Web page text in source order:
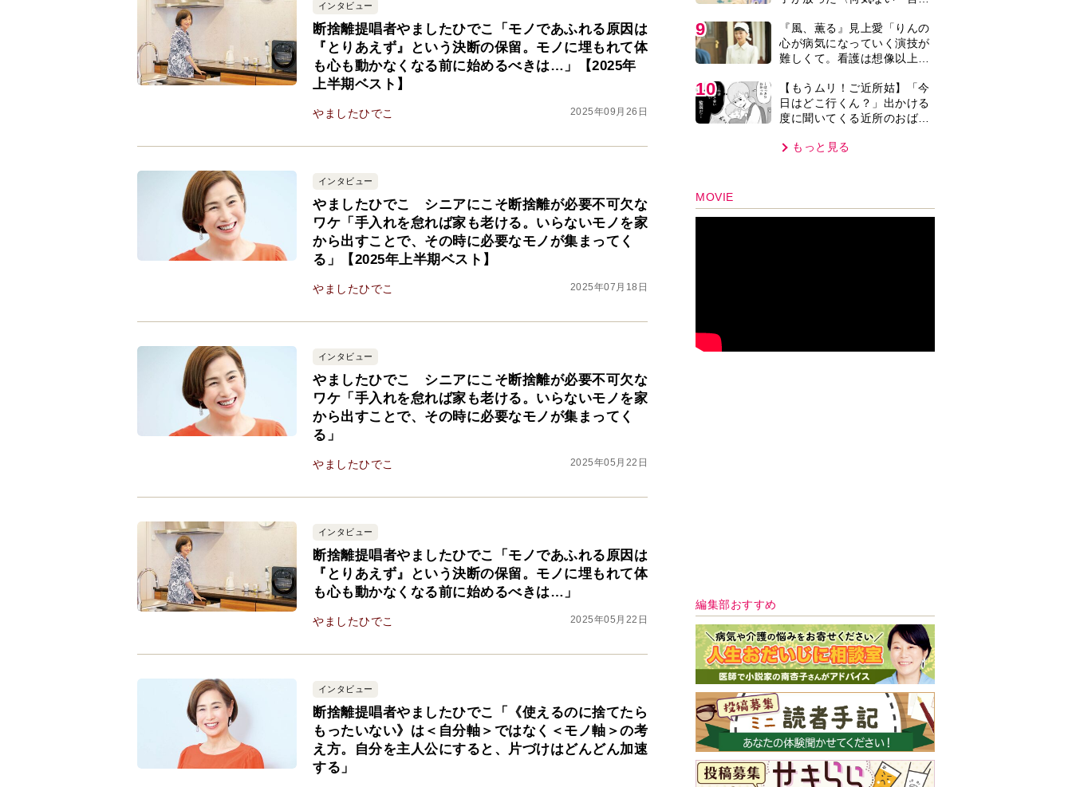
インタビュー
断捨離提唱者やましたひでこ「モノであふれる原因は
『とりあえず』という決断の保留。モノに埋もれて体
も心も動かなくなる前に始めるべきは…」【2025年
上半期ベスト】
やましたひでこ 2025年09月26日
インタビュー
やましたひでこ シニアにこそ断捨離が必要不可欠な
ワケ「手入れを怠れば家も老ける。いらないモノを家
から出すことで、その時に必要なモノが集まってく
る」【2025年上半期ベスト】
やましたひでこ 2025年07月18日
インタビュー
やましたひでこ シニアにこそ断捨離が必要不可欠な
ワケ「手入れを怠れば家も老ける。いらないモノを家
から出すことで、その時に必要なモノが集まってく
る」
やましたひでこ 2025年05月22日
インタビュー
断捨離提唱者やましたひでこ「モノであふれる原因は
『とりあえず』という決断の保留。モノに埋もれて体
も心も動かなくなる前に始めるべきは…」
やましたひでこ 2025年05月22日
インタビュー
断捨離提唱者やましたひでこ「《使えるのに捨てたら
もったいない》は＜自分軸＞ではなく＜モノ軸＞の考
え方。自分を主人公にすると、片づけはどんどん加速
する」